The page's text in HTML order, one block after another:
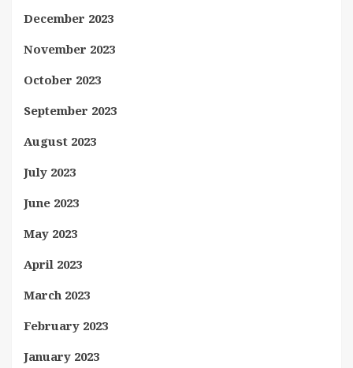
December 2023
November 2023
October 2023
September 2023
August 2023
July 2023
June 2023
May 2023
April 2023
March 2023
February 2023
January 2023